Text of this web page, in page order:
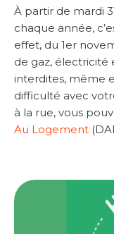
À partir de mardi
chaque année,
effet, du 1er
de gaz, électricité
interdites, même
difficulté avec
à la rue, vous
Au Logement